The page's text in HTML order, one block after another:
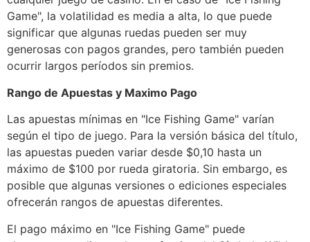
Game", la volatilidad es media a alta, lo que puede
significar que algunas ruedas pueden ser muy
generosas con pagos grandes, pero también pueden
ocurrir largos períodos sin premios.
Rango de Apuestas y Maximo Pago
Las apuestas mínimas en "Ice Fishing Game" varían
según el tipo de juego. Para la versión básica del título,
las apuestas pueden variar desde $0,10 hasta un
máximo de $100 por rueda giratoria. Sin embargo, es
posible que algunas versiones o ediciones especiales
ofrecerán rangos de apuestas diferentes.
El pago máximo en "Ice Fishing Game" puede